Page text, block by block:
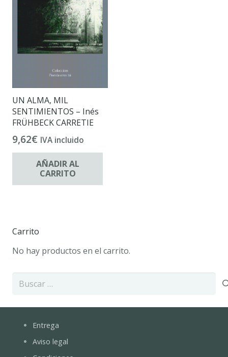
UN ALMA, MIL
SENTIMIENTOS – Inés
FRÜHBECK CARRETIE
9,62€ IVA incluido
AÑADIR AL
CARRITO
Carrito
No hay productos en el carrito.
Buscar:
Entrega
Aviso legal